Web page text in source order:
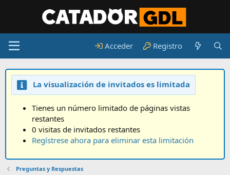
Acceder Registro
La visualización de invitados es limitada
Tienes un número limitado de páginas vistas
restantes
0 visitas de invitados restantes
Regístrese ahora para eliminar esta limitación
Preguntas y Respuestas